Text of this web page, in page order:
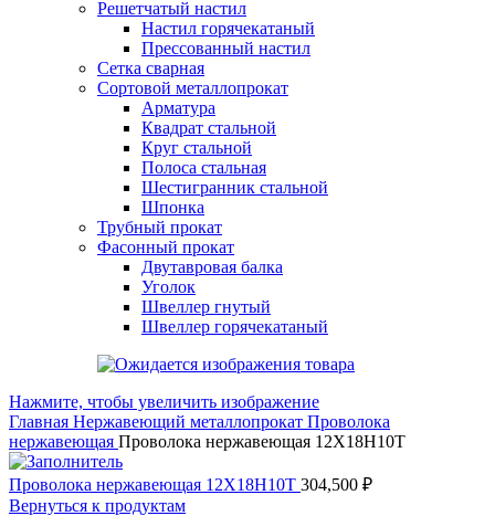
Решетчатый настил
Настил горячекатаный
Прессованный настил
Сетка сварная
Сортовой металлопрокат
Арматура
Квадрат стальной
Круг стальной
Полоса стальная
Шестигранник стальной
Шпонка
Трубный прокат
Фасонный прокат
Двутавровая балка
Уголок
Швеллер гнутый
Швеллер горячекатаный
Нажмите, чтобы увеличить изображение
Главная Нержавеющий металлопрокат Проволока
нержавеющая Проволока нержавеющая 12Х18Н10Т
Проволока нержавеющая 12Х18Н10Т 304,500 ₽
Вернуться к продуктам